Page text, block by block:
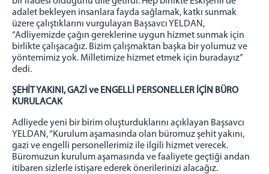
ESKİŞEHİR 1 NOLU AÇIK CEZA İNFAZ KURUMU
ESKİŞEHİR 2 NOLU AÇIK CEZA İNFAZ KURUMU
ESKİŞEHİR H TİPİ KAPALI CEZA İNFAZ KURUMU
ESKİŞEHİR L TİPİ KAPALI CEZA İNFAZ KURUMU
DENETİMLİ SERBESTLİK MÜDÜRLÜĞÜ
MÜLHAKATLARIMIZ
ÇİFTELER ADLİYESİ
İNÖNÜ ADLİYESİ
MİHALIÇÇIK ADLİYESİ
adalet bekleyen insanlara fayda sağlamak, katkı sunmak
üzere çalıştıklarını vurgulayan Başsavcı YELDAN,
“Adliyemizde çağın gereklerine uygun hizmet sunmak için
birlikte çalışacağız. Bizim çalışmaktan başka bir yolumuz ve
yöntemimiz yok. Milletimize hizmet etmek için buradayız”
dedi.
ŞEHİT YAKINI, GAZİ ve ENGELLİ PERSONELLER İÇİN BÜRO
KURULACAK
Adliyede yeni bir birim oluşturduklarını açıklayan Başsavcı
YELDAN, “Kurulum aşamasında olan büromuz şehit yakını,
gazi ve engelli personellerimiz ile ilgili hizmet verecek.
Büromuzun kurulum aşamasında ve faaliyete geçtiği andan
itibaren sizlerle istişare ederek önerilerinizi alacağız.